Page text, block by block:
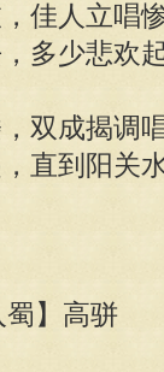
佳人立唱
多少悲欢
双成揭调
直到阳关
】高骈